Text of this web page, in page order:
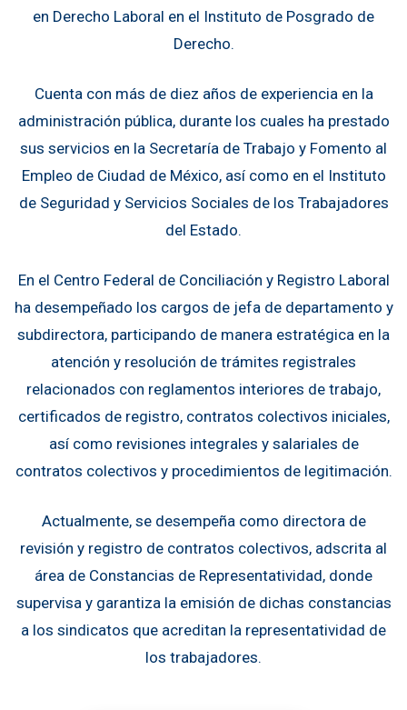
en Derecho Laboral en el Instituto de Posgrado de
Derecho.
Cuenta con más de diez años de experiencia en la
administración pública, durante los cuales ha prestado
sus servicios en la Secretaría de Trabajo y Fomento al
Empleo de Ciudad de México, así como en el Instituto
de Seguridad y Servicios Sociales de los Trabajadores
del Estado.
En el Centro Federal de Conciliación y Registro Laboral
ha desempeñado los cargos de jefa de departamento y
subdirectora, participando de manera estratégica en la
atención y resolución de trámites registrales
relacionados con reglamentos interiores de trabajo,
certificados de registro, contratos colectivos iniciales,
así como revisiones integrales y salariales de
contratos colectivos y procedimientos de legitimación.
Actualmente, se desempeña como directora de
revisión y registro de contratos colectivos, adscrita al
área de Constancias de Representatividad, donde
supervisa y garantiza la emisión de dichas constancias
a los sindicatos que acreditan la representatividad de
los trabajadores.